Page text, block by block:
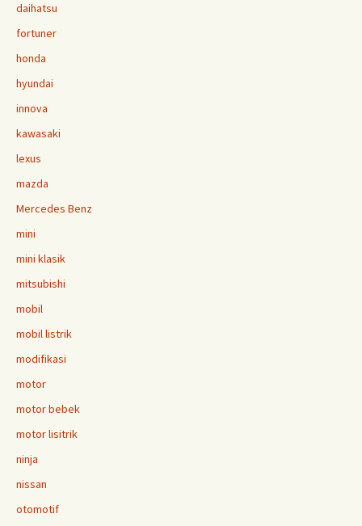
daihatsu
fortuner
honda
hyundai
innova
kawasaki
lexus
mazda
Mercedes Benz
mini
mini klasik
mitsubishi
mobil
mobil listrik
modifikasi
motor
motor bebek
motor lisitrik
ninja
nissan
otomotif